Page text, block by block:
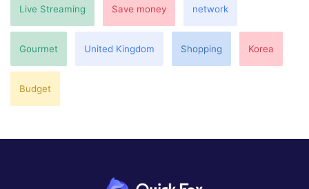
Live Streaming Save money network
Gourmet United Kingdom Shopping Korea
Budget